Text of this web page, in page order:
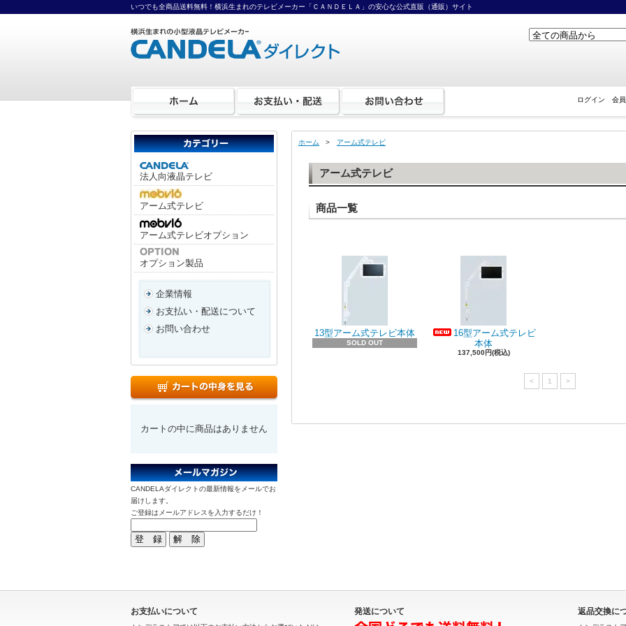
いつでも全商品送料無料！横浜生まれのテレビメーカー「ＣＡＮＤＥＬＡ」の安心な公式直販（通販）サイト
会
ログイン
法人向液晶テレビ
アーム式テレビ
アーム式テレビオプション
オプション製品
企業情報
お支払い・配送について
お問い合わせ
カートの中に商品はありません
CANDELAダイレクトの最新情報をメールでお
届けします。
ご登録はメールアドレスを入力するだけ！
ホーム > アーム式テレビ
アーム式テレビ
商品一覧
13型アーム式テレビ本体
SOLD OUT
16型アーム式テレビ
本体
137,500円(税込)
< 1 >
お支払いについて 発送について 返品交換に